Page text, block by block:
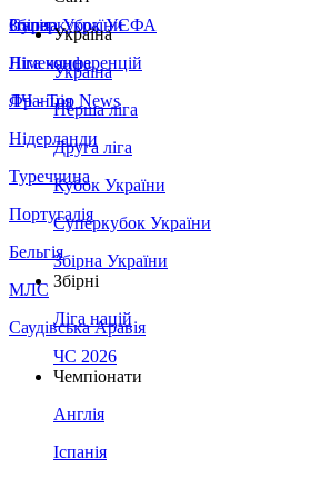
Збірна України
Італія
Німеччина
Франція
Нідерланди
Туреччина
Португалія
Бельгія
МЛС
Саудівська Аравія
Суперкубок УЄФА
Ліга конференцій
ЛЧ - Top News
Україна
Україна
Перша ліга
Друга ліга
Кубок України
Суперкубок України
Збірна України
Збірні
Ліга націй
ЧС 2026
Чемпіонати
Англія
Іспанія